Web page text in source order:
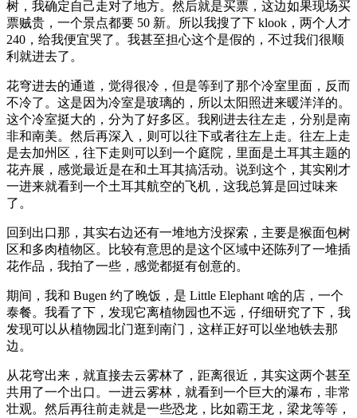
树，我确定自己走对了地方。然后就是买票，这边如果现场买
票贼贵，一个景点都要 50 新。所以我搜了下 klook，两个人才
240，给我便宜哭了。我甚至担心这个是假的，不过我们很顺
利就进去了。
花穹进去的通道，觉得很冷，但是等到了那个冷室里面，反而
不冷了。这是因为冷室是玻璃的，所以太阳照进来暖洋洋的。
这个冷室挺大的，分为了好多区。我刚进去往左走，分别是南
非和南美。然后再深入，则可以往下或者往左上走。往左上走
是去加州区，往下走则可以到一个庭院，里面是土耳其主题的
花卉展，感觉最近是在和土耳其搞活动。说到这个，其实刚才
一进来就看到一个土耳其航空的飞机，这我总算是回过味来
了。
回到出口那，其实右边还有一堆地方没探索，主要是猴面包树
区和多肉植物区。比较有意思的是这个区域中还陈列了一堆插
花作品，我拍了一些，感觉都挺有创意的。
期间，我和 Bugen 约了晚饭，是 Little Elephant 啥的店，一个
泰餐。我看了下，发现它离植物园也不远，仔细研究了下，我
发现可以从植物园北门逛到南门，这样正好可以坐地铁去那
边。
从花穹出来，就直接去云雾林了，距离很近，其实这两个甚至
共用了一个出口。一进云雾林，就看到一个巨大的瀑布，非常
壮观。然后再往前走就是一些恐龙，比如霸王龙，梁龙等等，